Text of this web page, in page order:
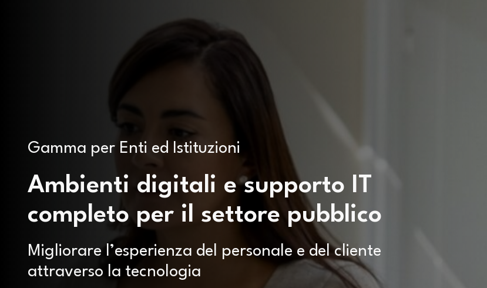
Gamma per Enti ed Istituzioni
Ambienti digitali e supporto IT
completo per il settore pubblico
Migliorare l’esperienza del personale e del cliente
attraverso la tecnologia